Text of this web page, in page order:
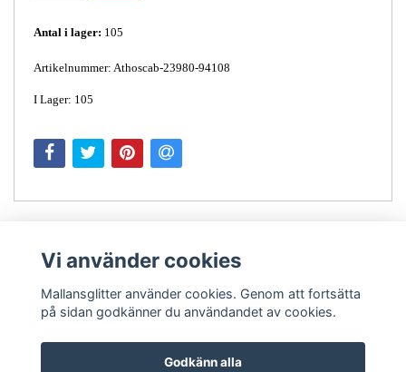
Antal i lager: 105
Artikelnummer: Athoscab-23980-94108
I Lager: 105
Vi använder cookies
Mallansglitter använder cookies. Genom att fortsätta
på sidan godkänner du användandet av cookies.
Godkänn alla